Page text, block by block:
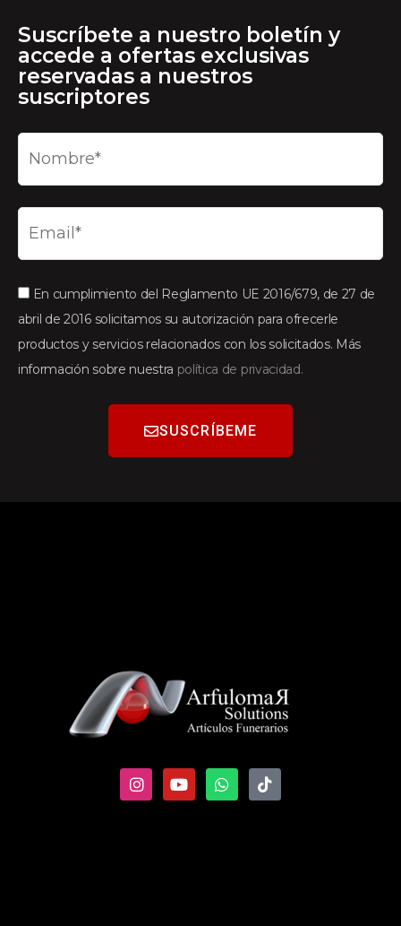
Suscríbete a nuestro boletín y
accede a ofertas exclusivas
reservadas a nuestros
suscriptores
En cumplimiento del Reglamento UE 2016/679, de 27 de
abril de 2016 solicitamos su autorización para ofrecerle
productos y servicios relacionados con los solicitados. Más
información sobre nuestra política de privacidad.
SUSCRÍBEME